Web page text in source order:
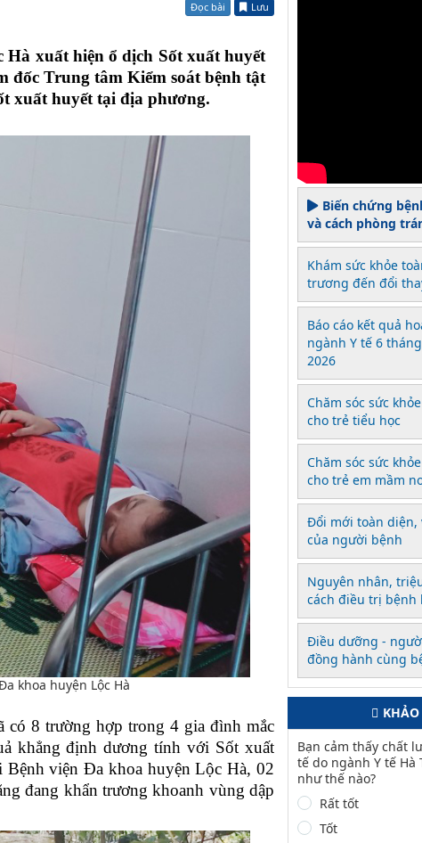
Đọc bài Lưu
xuất hiện ổ dịch Sốt xuất huyết
đốc Trung tâm Kiểm soát bệnh tật
xuất huyết tại địa phương.
khoa huyện Lộc Hà
8 trường hợp trong 4 gia đình mắc
khẳng định dương tính với Sốt xuất
Bệnh viện Đa khoa huyện Lộc Hà, 02
đang khẩn trương khoanh vùng dập
Biến chứng
và cách phòng
Khám sức khỏe
trương đến đổi
Báo cáo kết quả
ngành Y tế 6
2026
Chăm sóc sức
cho trẻ tiểu học
Chăm sóc sức
cho trẻ em mầm
Đổi mới toàn diện,
của người bệnh
Nguyên nhân,
cách điều trị bệnh
Điều dưỡng -
đồng hành cùng
KHẢO
Bạn cảm thấy chất
tế do ngành Y tế Hà
như thế nào?
Rất tốt
Tốt